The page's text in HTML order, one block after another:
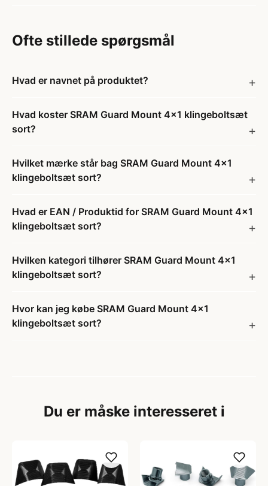
Ofte stillede spørgsmål
Hvad er navnet på produktet?
Hvad koster SRAM Guard Mount 4x1 klingeboltsæt
sort?
Hvilket mærke står bag SRAM Guard Mount 4x1
klingeboltsæt sort?
Hvad er EAN / Produktid for SRAM Guard Mount 4x1
klingeboltsæt sort?
Hvilken kategori tilhører SRAM Guard Mount 4x1
klingeboltsæt sort?
Hvor kan jeg købe SRAM Guard Mount 4x1
klingeboltsæt sort?
Du er måske interesseret i